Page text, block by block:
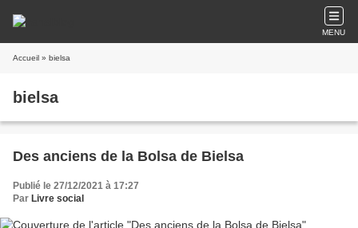
MENU
Accueil » bielsa
bielsa
Des anciens de la Bolsa de Bielsa
Publié le 27/12/2021 à 17:27
Par Livre social